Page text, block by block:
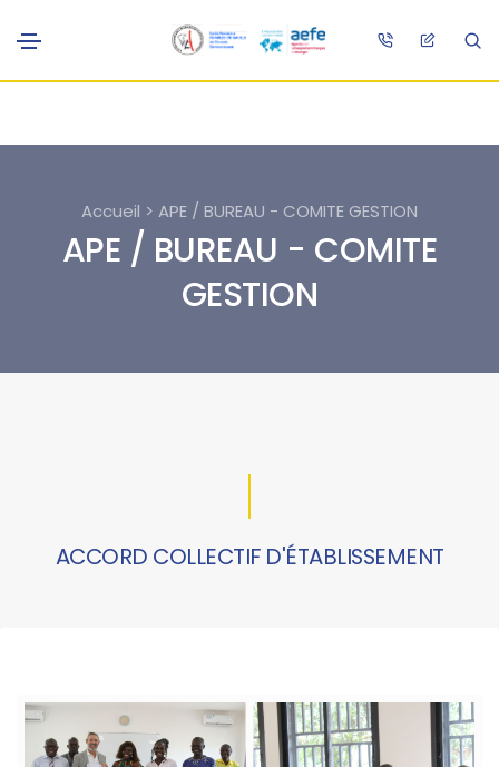
Accueil > APE / BUREAU - COMITE GESTION
APE / BUREAU - COMITE
GESTION
ACCORD COLLECTIF D'ÉTABLISSEMENT